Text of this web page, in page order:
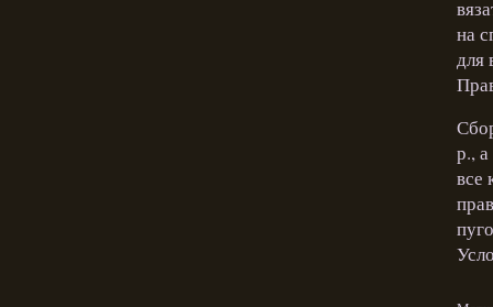
на
для
р.,
все